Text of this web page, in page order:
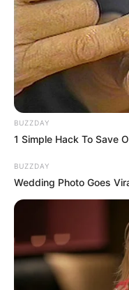
BUZZDAY
1 Simple Hack To Save
BUZZDAY
Wedding Photo Goes